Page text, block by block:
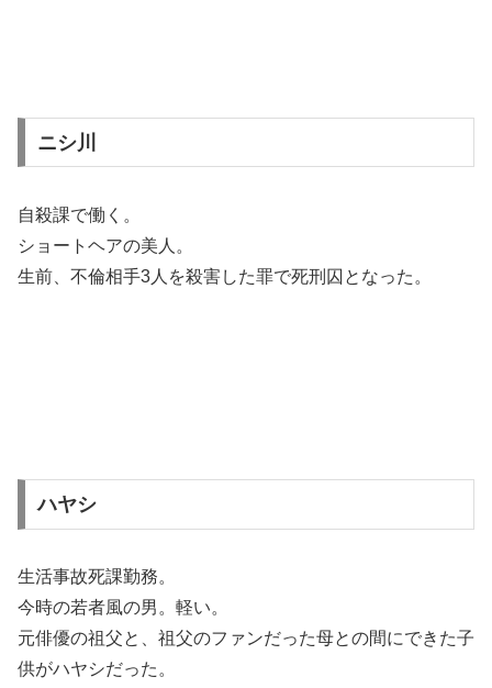
ニシ川
自殺課で働く。
ショートヘアの美人。
生前、不倫相手3人を殺害した罪で死刑囚となった。
ハヤシ
生活事故死課勤務。
今時の若者風の男。軽い。
元俳優の祖父と、祖父のファンだった母との間にできた子
供がハヤシだった。